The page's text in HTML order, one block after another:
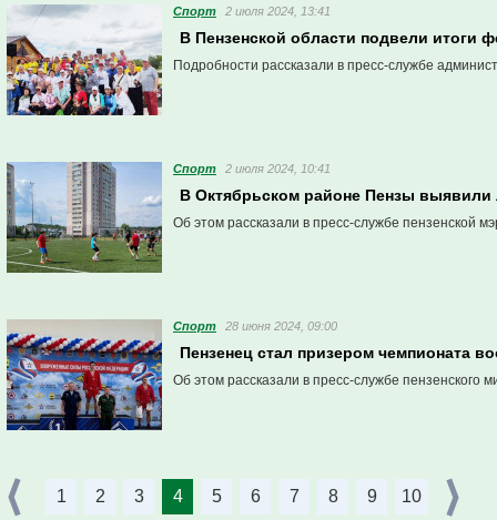
Спорт 2 июля 2024, 13:41
В Пензенской области подвели итоги
Подробности рассказали в пресс-службе
Спорт 2 июля 2024, 10:41
В Октябрьском районе Пензы
Об этом рассказали в пресс-службе пензенской
Спорт 28 июня 2024, 09:00
Пензенец стал призером чемпионата
Об этом рассказали в пресс-службе пензенского
1 2 3 4 5 6 7 8 9 10